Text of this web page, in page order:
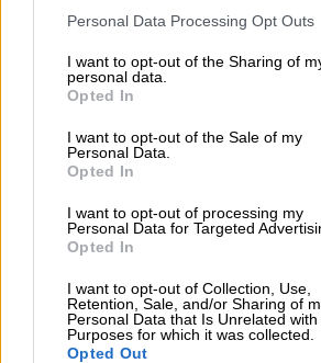
Please note that this website/app uses
not limited to your visit or usage
grant or deny consent to Google and its
use your data for below specified
consent section.
Personal Data Processing Opt Outs
I want to opt-out of the Sharing of
personal data.
Opted In
I want to opt-out of the Sale of my
Personal Data.
Opted In
I want to opt-out of processing my
Personal Data for Targeted
Opted In
I want to opt-out of Collection, Use,
Retention, Sale, and/or Sharing of
Personal Data that Is Unrelated
Purposes for which it was collected.
Opted Out
4 Ιουνίου 2025
, η
θα ανέβει στη σκηνή του
στην Αθήνα, για να μας
μουσική εμπειρία. Η
Difference», και τόσων άλλων
τα πιο αγαπημένα τραγούδια
ενορχηστρώσεις,
εξαιρετικούς καλλιτέχνες
ζωντανή μπάντα.